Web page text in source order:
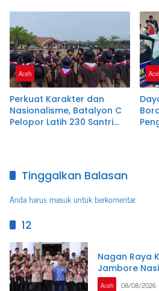
Aceh
Perkuat Karakter dan
Nasionalisme, Batalyon C
Pelopor Latih 230 Santri
Tinggalkan Balasan
Anda harusmasukuntuk berkomentar.
12
Nagan Raya
Jambore
Aceh 08/08/2026